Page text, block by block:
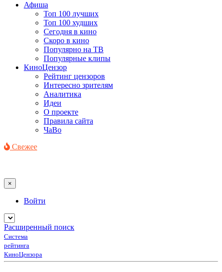
Афиша
Топ 100 лучших
Топ 100 худших
Сегодня в кино
Скоро в кино
Популярно на ТВ
Популярные клипы
КиноЦензор
Рейтинг цензоров
Интересно зрителям
Аналитика
Идеи
О проекте
Правила сайта
ЧаВо
Свежее
×
Войти
Расширенный поиск
Система
рейтинга
КиноЦензора